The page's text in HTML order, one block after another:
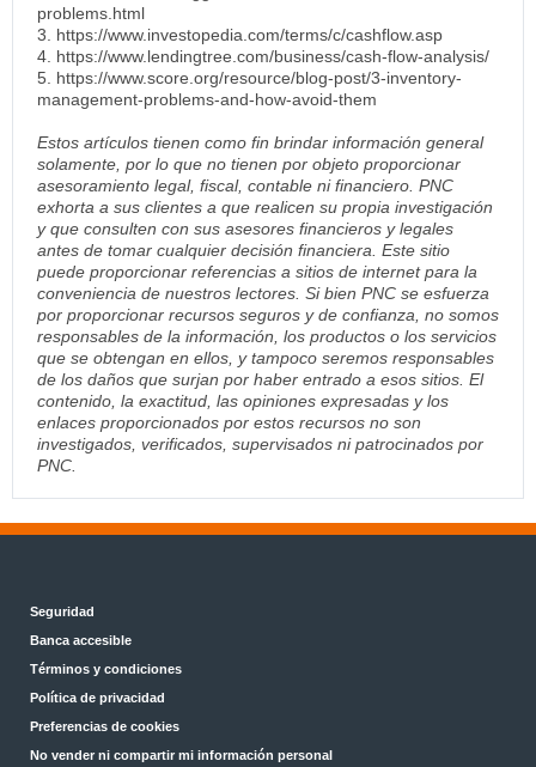
problems.html
3. https://www.investopedia.com/terms/c/cashflow.asp
4. https://www.lendingtree.com/business/cash-flow-analysis/
5. https://www.score.org/resource/blog-post/3-inventory-
management-problems-and-how-avoid-them
Estos artículos tienen como fin brindar información general
solamente, por lo que no tienen por objeto proporcionar
asesoramiento legal, fiscal, contable ni financiero. PNC
exhorta a sus clientes a que realicen su propia investigación
y que consulten con sus asesores financieros y legales
antes de tomar cualquier decisión financiera. Este sitio
puede proporcionar referencias a sitios de internet para la
conveniencia de nuestros lectores. Si bien PNC se esfuerza
por proporcionar recursos seguros y de confianza, no somos
responsables de la información, los productos o los servicios
que se obtengan en ellos, y tampoco seremos responsables
de los daños que surjan por haber entrado a esos sitios. El
contenido, la exactitud, las opiniones expresadas y los
enlaces proporcionados por estos recursos no son
investigados, verificados, supervisados ni patrocinados por
PNC.
Seguridad
Banca accesible
Términos y condiciones
Política de privacidad
Preferencias de cookies
No vender ni compartir mi información personal